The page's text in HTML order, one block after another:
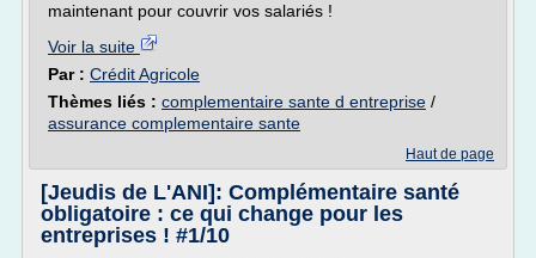
maintenant pour couvrir vos salariés !
Voir la suite
Par : Crédit Agricole
Thèmes liés : complementaire sante d entreprise /
assurance complementaire sante
Haut de page
[Jeudis de L'ANI]: Complémentaire santé
obligatoire : ce qui change pour les
entreprises ! #1/10